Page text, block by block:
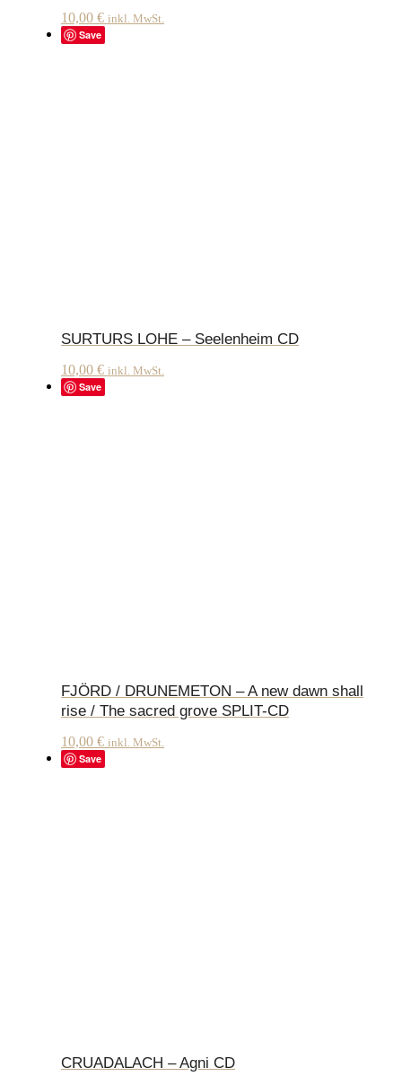
10,00 € inkl. MwSt.
Save
SURTURS LOHE – Seelenheim CD
10,00 € inkl. MwSt.
Save
FJÖRD / DRUNEMETON – A new dawn shall
rise / The sacred grove SPLIT-CD
10,00 € inkl. MwSt.
Save
CRUADALACH – Agni CD